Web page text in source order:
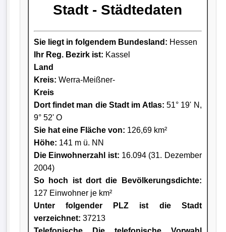
Stadt - Städtedaten
Sie liegt in folgendem Bundesland: Hessen
Ihr Reg. Bezirk ist: Kassel
Land
Kreis: Werra-Meißner-
Kreis
Dort findet man die Stadt im Atlas: 51° 19' N,
9° 52' O
Sie hat eine Fläche von: 126,69 km²
Höhe: 141 m ü. NN
Die Einwohnerzahl ist: 16.094 (31. Dezember
2004)
So hoch ist dort die Bevölkerungsdichte:
127 Einwohner je km²
Unter folgender PLZ ist die Stadt
verzeichnet: 37213